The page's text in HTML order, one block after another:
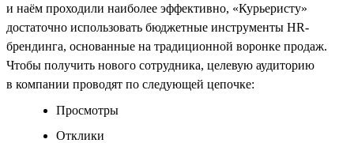
и наём проходили наиболее эффективно, «Курьеристу»
достаточно использовать бюджетные инструменты HR-
брендинга, основанные на традиционной воронке продаж.
Чтобы получить нового сотрудника, целевую аудиторию
в компании проводят по следующей цепочке:
Просмотры
Отклики